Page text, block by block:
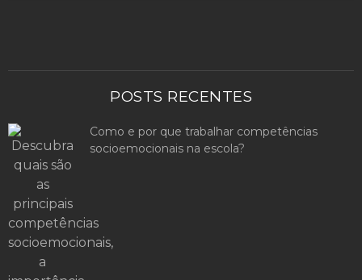
POSTS RECENTES
Como e por que trabalhar competências
socioemocionais na escola?